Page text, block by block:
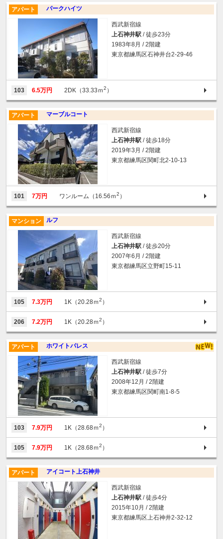
パークハイツ
アパート
西武新宿線
上石神井駅 / 徒歩23分
1983年8月 / 2階建
東京都練馬区石神井台2-29-46
103 6.5万円 2DK（33.33ｍ2 ）
マーブルコート
アパート
西武新宿線
上石神井駅 / 徒歩18分
2019年3月 / 2階建
東京都練馬区関町北2-10-13
101 7万円 ワンルーム（16.56ｍ2 ）
ルフ
マンション
西武新宿線
上石神井駅 / 徒歩20分
2007年6月 / 2階建
東京都練馬区立野町15-11
105 7.3万円 1K（20.28ｍ2 ）
206 7.2万円 1K（20.28ｍ2 ）
ホワイトパレス
アパート
西武新宿線
上石神井駅 / 徒歩7分
2008年12月 / 2階建
東京都練馬区関町南1-8-5
103 7.9万円 1K（28.68ｍ2 ）
105 7.9万円 1K（28.68ｍ2 ）
アイコート上石神井
アパート
西武新宿線
上石神井駅 / 徒歩4分
2015年10月 / 2階建
東京都練馬区上石神井2-32-12